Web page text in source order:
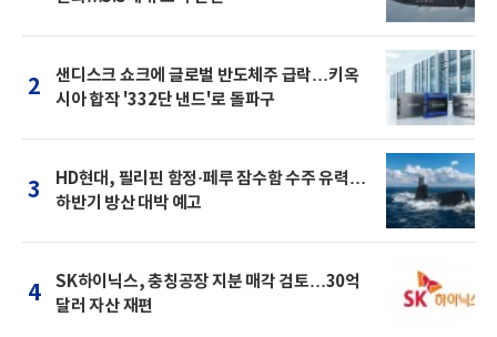
2
샌디스크 쇼크에 글로벌 반도체주 급락…키옥
시아 합작 '332단 낸드'로 돌파구
3
HD현대, 필리핀 함정·페루 잠수함 수주 유력…
하반기 방산 대박 예고
4
SK하이닉스, 충칭공장 지분 매각 검토…30억
달러 자산 재편